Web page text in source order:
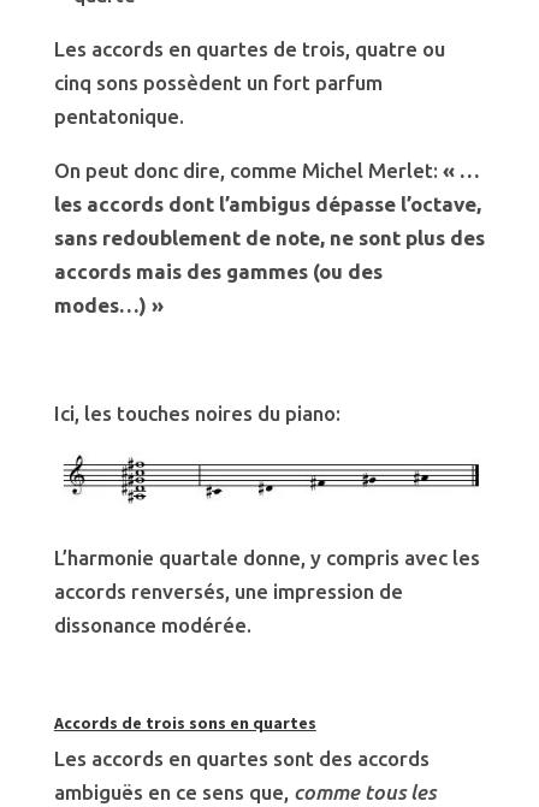
Les accords en quartes de trois, quatre ou
cinq sons possèdent un fort parfum
pentatonique.
On peut donc dire, comme Michel Merlet: « …
les accords dont l’ambigus dépasse l’octave,
sans redoublement de note, ne sont plus des
accords mais des gammes (ou des
modes…) »
Ici, les touches noires du piano:
L’harmonie quartale donne, y compris avec les
accords renversés, une impression de
dissonance modérée.
Accords de trois sons en quartes
Les accords en quartes sont des accords
ambiguës en ce sens que, comme tous les